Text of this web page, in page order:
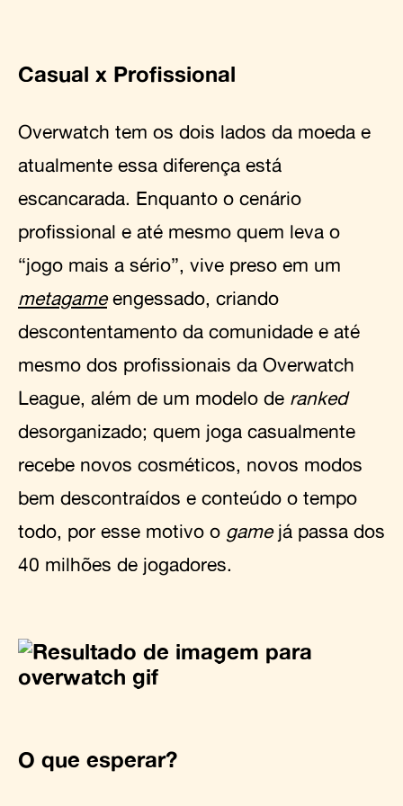
Casual x Profissional
Overwatch tem os dois lados da moeda e
atualmente essa diferença está
escancarada. Enquanto o cenário
profissional e até mesmo quem leva o
“jogo mais a sério”, vive preso em um
metagameengessado, criando
descontentamento da comunidade e até
mesmo dos profissionais da Overwatch
League, além de um modelo de ranked
desorganizado; quem joga casualmente
recebe novos cosméticos, novos modos
bem descontraídos e conteúdo o tempo
todo, por esse motivo o gamejá passa dos
40 milhões de jogadores.
O que esperar?